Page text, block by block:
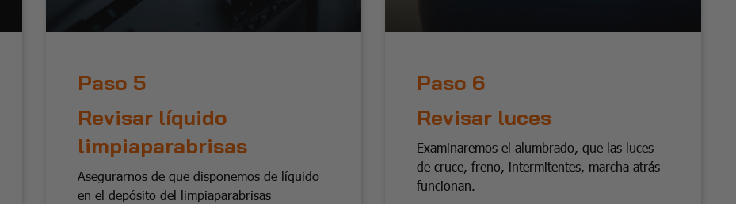
Paso 5
Revisar líquido
limpiaparabrisas
Asegurarnos de que disponemos de líquido
en el depósito del limpiaparabrisas
Paso 6
Revisar luces
Examinaremos el alumbrado, que las luces
de cruce, freno, intermitentes, marcha atrás
funcionan.